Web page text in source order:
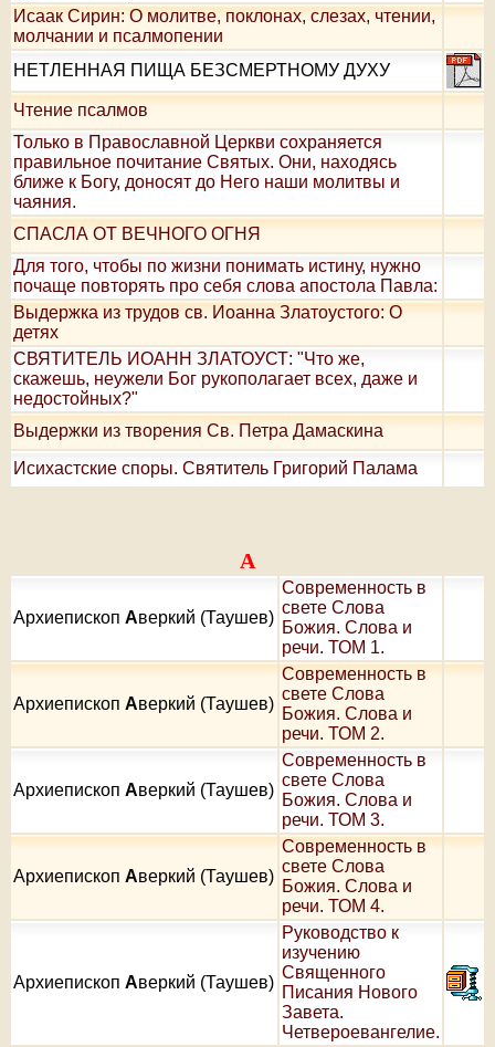
Исаак Сирин: О молитве, поклонах, слезах, чтении,
молчании и псалмопении
НЕТЛЕННАЯ ПИЩА БЕЗСМЕРТНОМУ ДУХУ
Чтение псалмов
Только в Православной Церкви сохраняется
правильное почитание Святых. Они, находясь
ближе к Богу, доносят до Него наши молитвы и
чаяния.
СПАСЛА ОТ ВЕЧНОГО ОГНЯ
Для того, чтобы по жизни понимать истину, нужно
почаще повторять про себя слова апостола Павла:
Выдержка из трудов св. Иоанна Златоустого: О
детях
СВЯТИТЕЛЬ ИОАНН ЗЛАТОУСТ: "Что же,
скажешь, неужели Бог рукополагает всех, даже и
недостойных?"
Выдержки из творения Св. Петра Дамаскина
Исихастские споры. Святитель Григорий Палама
А
Архиепископ Аверкий (Таушев)
Современность в
свете Слова
Божия. Слова и
речи. ТОМ 1.
Архиепископ Аверкий (Таушев)
Современность в
свете Слова
Божия. Слова и
речи. ТОМ 2.
Архиепископ Аверкий (Таушев)
Современность в
свете Слова
Божия. Слова и
речи. ТОМ 3.
Архиепископ Аверкий (Таушев)
Современность в
свете Слова
Божия. Слова и
речи. ТОМ 4.
Архиепископ Аверкий (Таушев)
Руководство к
изучению
Священного
Писания Нового
Завета.
Четвероевангелие.